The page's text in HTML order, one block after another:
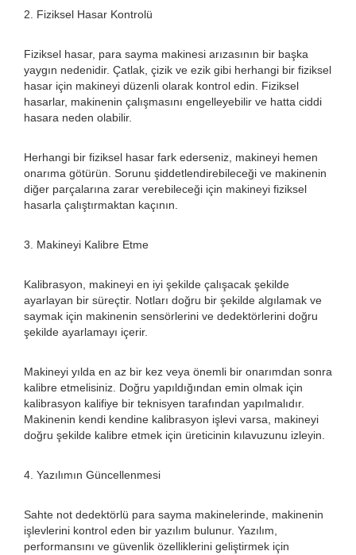
2. Fiziksel Hasar Kontrolü
Fiziksel hasar, para sayma makinesi arızasının bir başka
yaygın nedenidir. Çatlak, çizik ve ezik gibi herhangi bir fiziksel
hasar için makineyi düzenli olarak kontrol edin. Fiziksel
hasarlar, makinenin çalışmasını engelleyebilir ve hatta ciddi
hasara neden olabilir.
Herhangi bir fiziksel hasar fark ederseniz, makineyi hemen
onarıma götürün. Sorunu şiddetlendirebileceği ve makinenin
diğer parçalarına zarar verebileceği için makineyi fiziksel
hasarla çalıştırmaktan kaçının.
3. Makineyi Kalibre Etme
Kalibrasyon, makineyi en iyi şekilde çalışacak şekilde
ayarlayan bir süreçtir. Notları doğru bir şekilde algılamak ve
saymak için makinenin sensörlerini ve dedektörlerini doğru
şekilde ayarlamayı içerir.
Makineyi yılda en az bir kez veya önemli bir onarımdan sonra
kalibre etmelisiniz. Doğru yapıldığından emin olmak için
kalibrasyon kalifiye bir teknisyen tarafından yapılmalıdır.
Makinenin kendi kendine kalibrasyon işlevi varsa, makineyi
doğru şekilde kalibre etmek için üreticinin kılavuzunu izleyin.
4. Yazılımın Güncellenmesi
Sahte not dedektörlü para sayma makinelerinde, makinenin
işlevlerini kontrol eden bir yazılım bulunur. Yazılım,
performansını ve güvenlik özelliklerini geliştirmek için